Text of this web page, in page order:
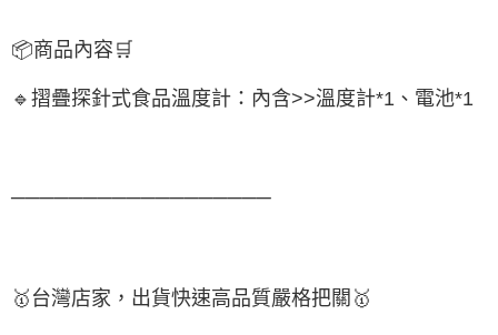
📦商品內容 🛒
🔹 摺疊探針式食品溫度計：內含>>溫度計*1 、電池*1
──────────────────
🥇 台灣店家，出貨快速高品質嚴格把關 🥇